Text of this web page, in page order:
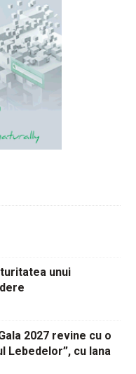
unui
2027 revine cu o
Lebedelor”, cu Iana